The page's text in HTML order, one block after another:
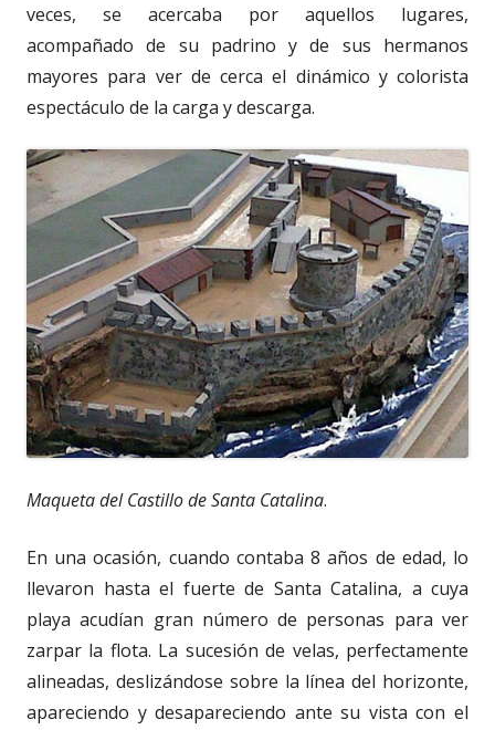
veces, se acercaba por aquellos lugares,
acompañado de su padrino y de sus hermanos
mayores para ver de cerca el dinámico y colorista
espectáculo de la carga y descarga.
Maqueta del Castillo de Santa Catalina.
En una ocasión, cuando contaba 8 años de edad, lo
llevaron hasta el fuerte de Santa Catalina, a cuya
playa acudían gran número de personas para ver
zarpar la flota. La sucesión de velas, perfectamente
alineadas, deslizándose sobre la línea del horizonte,
apareciendo y desapareciendo ante su vista con el